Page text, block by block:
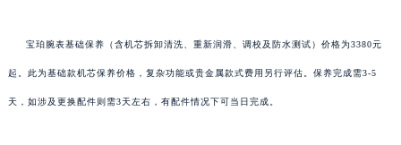
宝珀腕表基础保养（含机芯拆卸清洗、重新润滑、调校及防水测试）价格为3380元
起。此为基础款机芯保养价格，复杂功能或贵金属款式费用另行评估。保养完成需3-5
天，如涉及更换配件则需3天左右，有配件情况下可当日完成。